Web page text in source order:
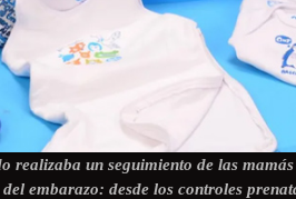
realizaba un seguimiento de las
embarazo: desde los controles